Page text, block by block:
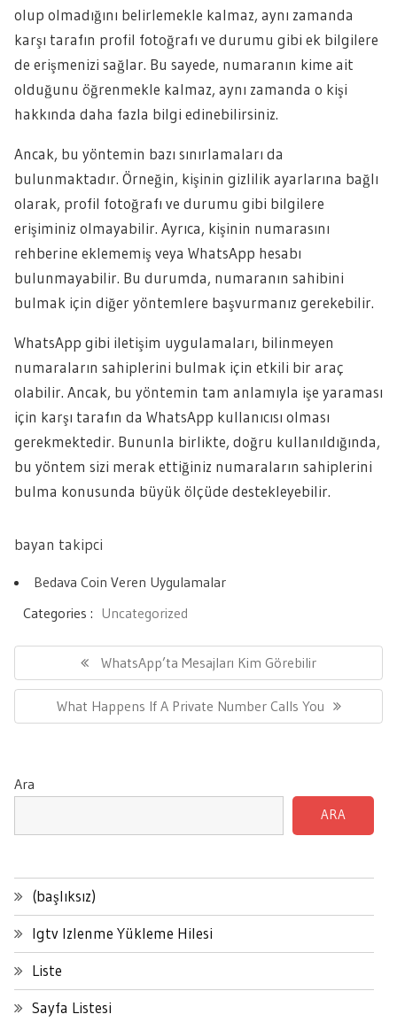
olup olmadığını belirlemekle kalmaz, aynı zamanda
karşı tarafın profil fotoğrafı ve durumu gibi ek bilgilere
de erişmenizi sağlar. Bu sayede, numaranın kime ait
olduğunu öğrenmekle kalmaz, aynı zamanda o kişi
hakkında daha fazla bilgi edinebilirsiniz.
Ancak, bu yöntemin bazı sınırlamaları da
bulunmaktadır. Örneğin, kişinin gizlilik ayarlarına bağlı
olarak, profil fotoğrafı ve durumu gibi bilgilere
erişiminiz olmayabilir. Ayrıca, kişinin numarasını
rehberine eklememiş veya WhatsApp hesabı
bulunmayabilir. Bu durumda, numaranın sahibini
bulmak için diğer yöntemlere başvurmanız gerekebilir.
WhatsApp gibi iletişim uygulamaları, bilinmeyen
numaraların sahiplerini bulmak için etkili bir araç
olabilir. Ancak, bu yöntemin tam anlamıyla işe yaraması
için karşı tarafın da WhatsApp kullanıcısı olması
gerekmektedir. Bununla birlikte, doğru kullanıldığında,
bu yöntem sizi merak ettiğiniz numaraların sahiplerini
bulma konusunda büyük ölçüde destekleyebilir.
bayan takipci
Bedava Coin Veren Uygulamalar
Categories : Uncategorized
Previous
Post:
WhatsApp’ta Mesajları Kim Görebilir
Next
Post:
What Happens If A Private Number Calls You
Ara
ARA
(başlıksız)
Igtv Izlenme Yükleme Hilesi
Liste
Sayfa Listesi